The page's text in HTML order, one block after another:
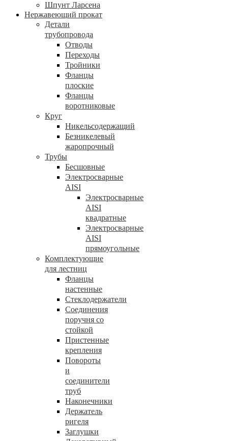
Шпунт Ларсена
Нержавеющий прокат
Детали
трубопровода
Отводы
Переходы
Тройники
Фланцы
плоские
Фланцы
воротниковые
Круг
Никельсодержащий
Безникелевый
жаропрочный
Трубы
Бесшовные
Электросварные
AISI
Электросварные
AISI
квадратные
Электросварные
AISI
прямоугольные
Комплектующие
для лестниц
Фланцы
настенные
Стеклодержатели
Соединения
поручня со
стойкой
Пристенные
крепления
Повороты
и
соединители
труб
Наконечники
Держатель
ригеля
Заглушки